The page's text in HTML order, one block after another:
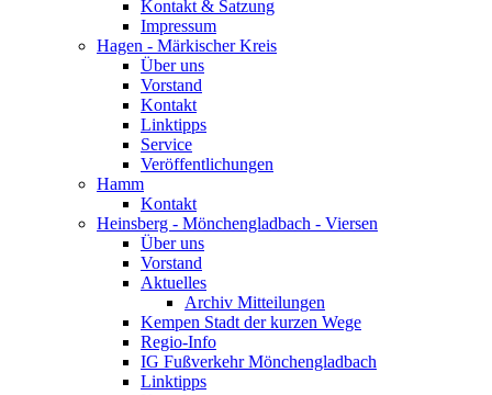
Kontakt & Satzung
Impressum
Hagen - Märkischer Kreis
Über uns
Vorstand
Kontakt
Linktipps
Service
Veröffentlichungen
Hamm
Kontakt
Heinsberg - Mönchengladbach - Viersen
Über uns
Vorstand
Aktuelles
Archiv Mitteilungen
Kempen Stadt der kurzen Wege
Regio-Info
IG Fußverkehr Mönchengladbach
Linktipps